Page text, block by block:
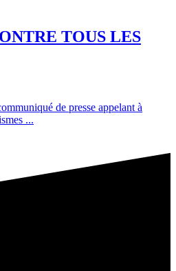
TOUS LES
de presse appelant à
...